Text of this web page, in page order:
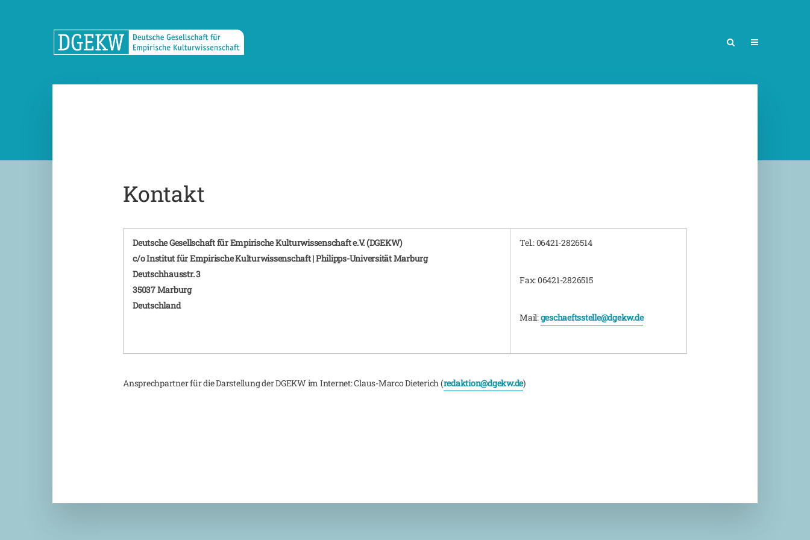
Kontakt
Deutsche Gesellschaft für Empirische Kulturwissenschaft e.V. (DGEKW)
c/o Institut für Empirische Kulturwissenschaft | Philipps-Universität Marburg
Deutschhausstr. 3
35037 Marburg
Deutschland
Tel.: 06421-2826514
Fax: 06421-2826515
Mail:geschaeftsstelle@dgekw.de
Ansprechpartner für die Darstellung der DGEKW im Internet: Claus-Marco Dieterich (redaktion@dgekw.de)